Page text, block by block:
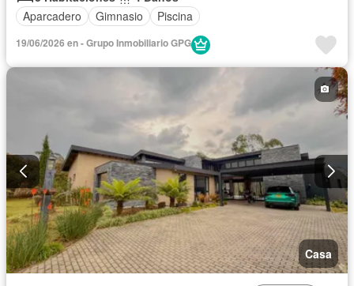
Aparcadero
Gimnasio Piscina
19/06/2026 en - Grupo Inmobiliario GPG
Casa